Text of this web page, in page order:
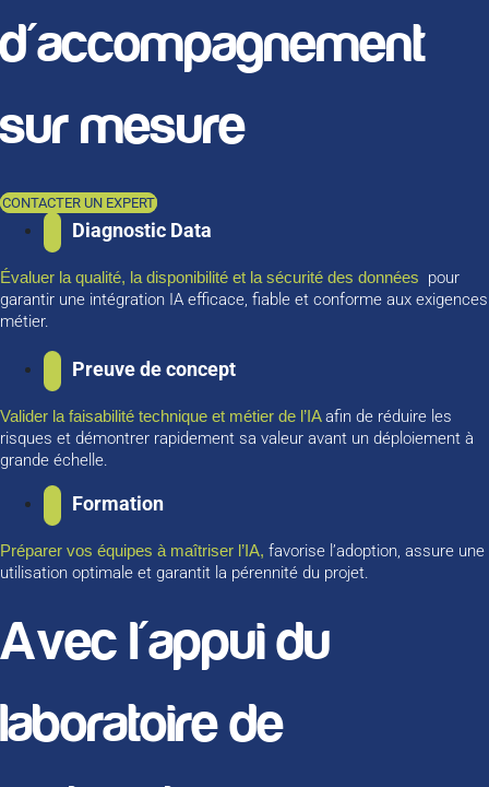
d'accompagnement
sur mesure
CONTACTER UN EXPERT
Diagnostic Data
Évaluer la qualité, la disponibilité et la sécurité des données pour
garantir une intégration IA efficace, fiable et conforme aux exigences
métier.
Preuve de concept
Valider la faisabilité technique et métier de l’IAafin de réduire les
risques et démontrer rapidement sa valeur avant un déploiement à
grande échelle.
Formation
Préparer vos équipes à maîtriser l’IA, favorise l’adoption, assure une
utilisation optimale et garantit la pérennité du projet.
Avec l'appui du
laboratoire de